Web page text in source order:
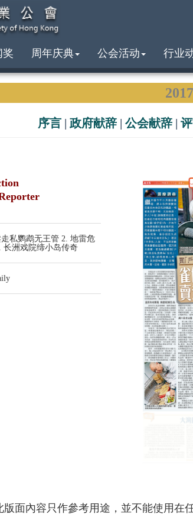
奖 周年庆典 公会活动 行业
序言 | 政府献辞 | 公会献辞 |
私鹦鹉无王管 2. 地雷危
长洲戏院缔小岛传奇
版面內容只作參考用途，並不能使用在